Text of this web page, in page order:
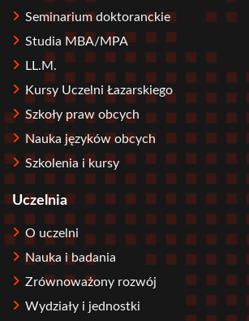
Seminarium doktoranckie
Studia MBA/MPA
LL.M.
Kursy Uczelni Łazarskiego
Szkoły praw obcych
Nauka języków obcych
Szkolenia i kursy
Uczelnia
O uczelni
Nauka i badania
Zrównoważony rozwój
Wydziały i jednostki